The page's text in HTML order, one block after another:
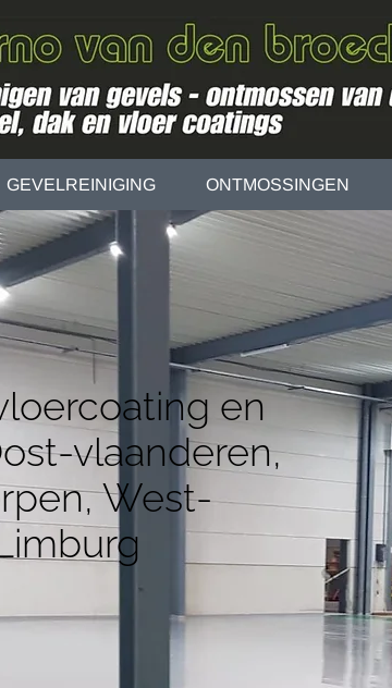
GEVELREINIGING ONTMOSSINGEN
en
vlaanderen,
West-